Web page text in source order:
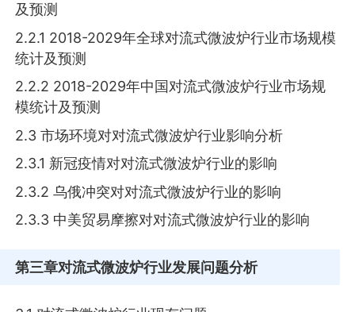
及预测
2.2.1 2018-2029年全球对流式微波炉行业市场规模
统计及预测
2.2.2 2018-2029年中国对流式微波炉行业市场规
模统计及预测
2.3 市场环境对对流式微波炉行业影响分析
2.3.1 新冠疫情对对流式微波炉行业的影响
2.3.2 乌俄冲突对对流式微波炉行业的影响
2.3.3 中美贸易摩擦对对流式微波炉行业的影响
第三章对流式微波炉行业发展问题分析